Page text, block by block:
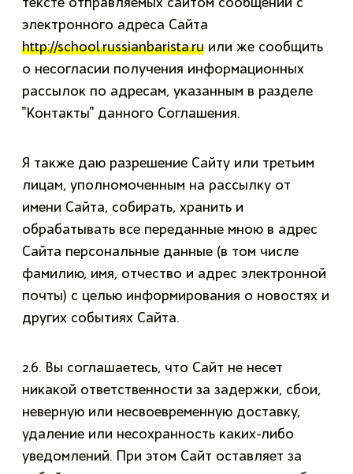
электронного адреса Сайта
http://school.russianbarista.ru или же сообщить
о несогласии получения информационных
рассылок по адресам, указанным в разделе
"Контакты" данного Соглашения.
Я также даю разрешение Сайту или третьим
лицам, уполномоченным на рассылку от
имени Сайта, собирать, хранить и
обрабатывать все переданные мною в адрес
Сайта персональные данные (в том числе
фамилию, имя, отчество и адрес электронной
почты) с целью информирования о новостях и
других событиях Сайта.
2.6. Вы соглашаетесь, что Сайт не несет
никакой ответственности за задержки, сбои,
неверную или несвоевременную доставку,
удаление или несохранность каких-либо
уведомлений. При этом Сайт оставляет за